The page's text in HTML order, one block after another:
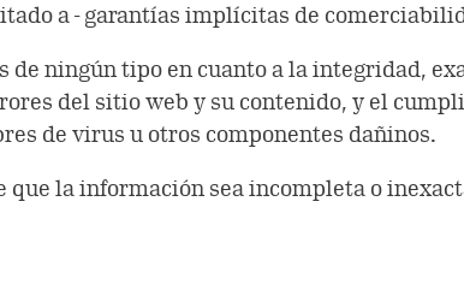
a - garantías implícitas de
de ningún tipo en cuanto a la integridad,
del sitio web y su contenido, y el
de virus u otros componentes dañinos.
la información sea incompleta o